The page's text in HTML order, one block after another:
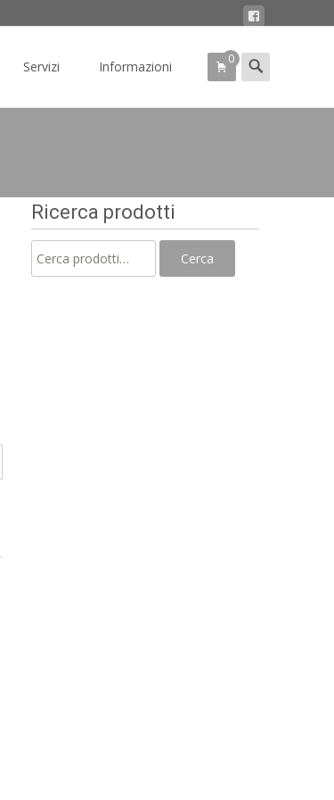
Servizi Informazioni 0
Search
for:
Ricerca prodotti
Cerca: Cerca